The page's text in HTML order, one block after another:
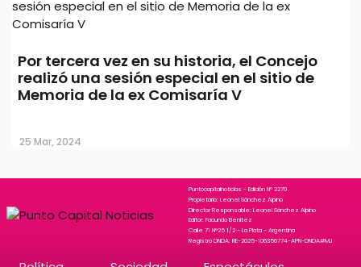
Por tercera vez en su historia, el Concejo
realizó una sesión especial en el sitio de
Memoria de la ex Comisaría V
25 Mar, 2024
Puntocapitalnoticias - Edición N° 2270
Propietario: Leonel Sánchez Alpino
Director Responsable: Leonel Sánchez Alpino
Editor: Facundo Benitez
Calle 71 N°25 1/2 - La Plata - Argentina
Registro DNDA: RE-2025-106356774-APN-DNDA#MJ